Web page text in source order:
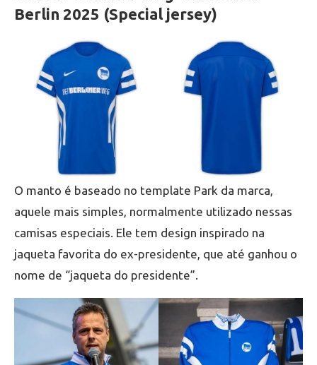
Berlin 2025 (Special jersey)
O manto é baseado no template Park da marca,
aquele mais simples, normalmente utilizado nessas
camisas especiais. Ele tem design inspirado na
jaqueta favorita do ex-presidente, que até ganhou o
nome de “jaqueta do presidente”.